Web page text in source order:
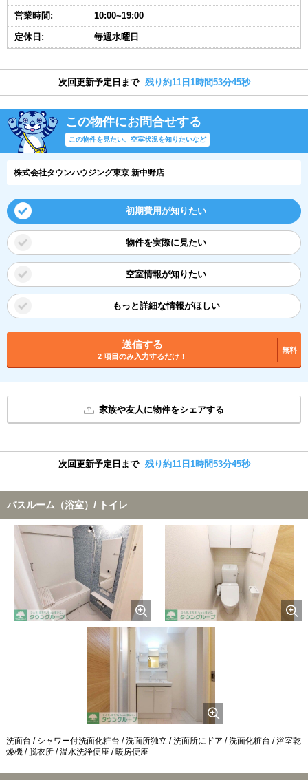
営業時間: 10:00~19:00
定休日: 毎週水曜日
次回更新予定日まで 残り約11日1時間53分44秒
この物件にお問合せする
この物件を見たい、空室状況を知りたいなど
株式会社タウンハウジング東京 新中野店
初期費用が知りたい
物件を実際に見たい
空室情報が知りたい
もっと詳細な情報がほしい
送信する
2 項目のみ入力するだけ！
無料
家族や友人に物件をシェアする
次回更新予定日まで 残り約11日1時間53分44秒
バスルーム（浴室）/ トイレ
洗面台 / シャワー付洗面化粧台 / 洗面所独立 / 洗面所にドア / 洗面化粧台 / 浴室乾
燥機 / 脱衣所 / 温水洗浄便座 / 暖房便座